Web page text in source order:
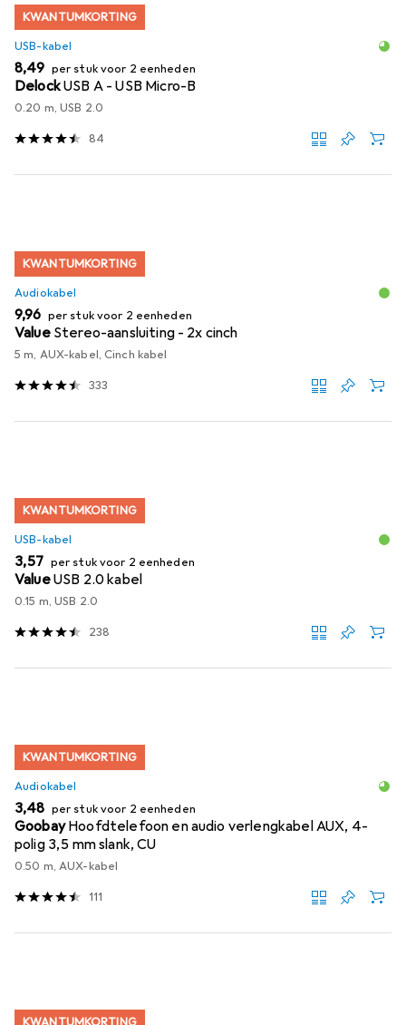
KWANTUMKORTING
USB-kabel
EUR
8,49 per stuk voor 2 eenheden
DelockUSB A - USB Micro-B
0.20 m, USB 2.0
84
KWANTUMKORTING
Audiokabel
EUR
9,96 per stuk voor 2 eenheden
Value Stereo-aansluiting - 2x cinch
5 m, AUX-kabel, Cinch kabel
333
KWANTUMKORTING
USB-kabel
EUR
3,57 per stuk voor 2 eenheden
ValueUSB 2.0 kabel
0.15 m, USB 2.0
238
KWANTUMKORTING
Audiokabel
EUR
3,48 per stuk voor 2 eenheden
Goobay Hoofdtelefoon en audio verlengkabel AUX, 4-
polig 3,5 mm slank, CU
0.50 m, AUX-kabel
111